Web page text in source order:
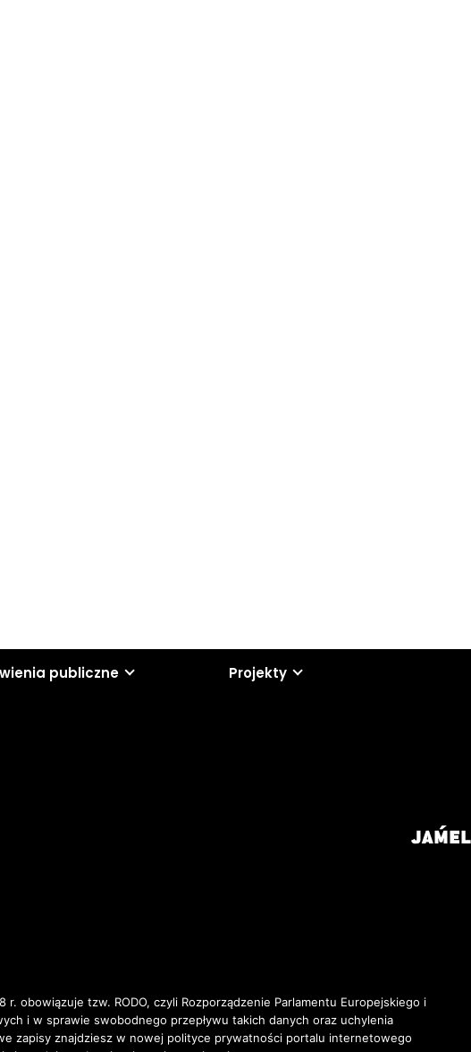
publiczne Projekty
obowiązuje tzw. RODO, czyli Rozporządzenie Parlamentu Europejskiego i
i w sprawie swobodnego przepływu takich danych oraz uchylenia
zapisy znajdziesz w nowej polityce prywatności portalu internetowego